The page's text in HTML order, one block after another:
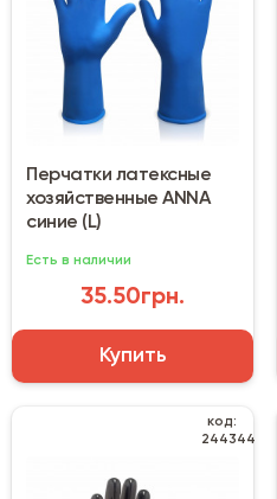
Перчатки латексные
хозяйственные ANNA
синие (L)
Есть в наличии
35.50грн.
Купить
код:
244344